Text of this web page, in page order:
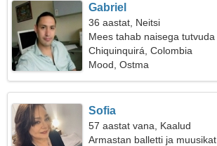
Gabriel
36 aastat, Neitsi
Mees tahab naisega tutvuda
Chiquinquirá, Colombia
Mood, Ostma
Sofia
57 aastat vana, Kaalud
Armastan balletti ja muusikat